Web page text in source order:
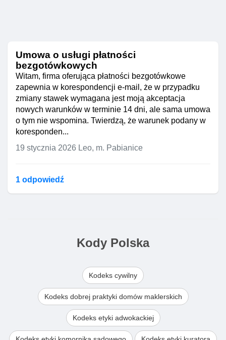
Umowa o usługi płatności
bezgotówkowych
Witam, firma oferująca płatności bezgotówkowe
zapewnia w korespondencji e-mail, że w przypadku
zmiany stawek wymagana jest moją akceptacja
nowych warunków w terminie 14 dni, ale sama umowa
o tym nie wspomina. Twierdzą, że warunek podany w
koresponden...
19 stycznia 2026 Leo, m. Pabianice
1 odpowiedź
Kody Polska
Kodeks cywilny
Kodeks dobrej praktyki domów maklerskich
Kodeks etyki adwokackiej